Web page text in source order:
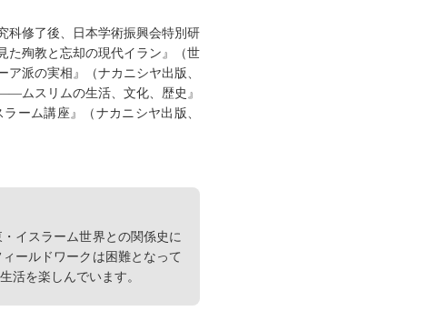
科修了後、日本学術振興会特別研
殉教と忘却の現代イラン』（世
派の実相』（ナカニシヤ出版、
ムスリムの生活、文化、歴史』
ーム講座』（ナカニシヤ出版、
イスラーム世界との関係史に
ールドワークは困難となって
活を楽しんでいます。